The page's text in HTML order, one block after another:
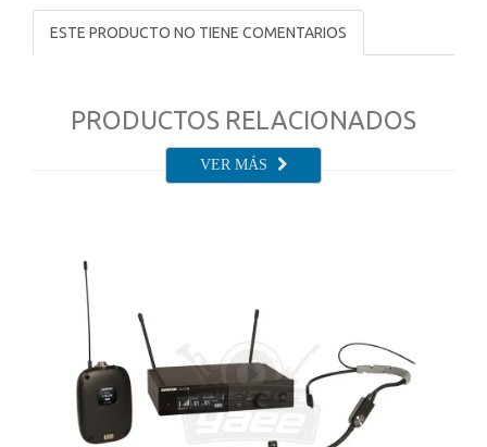
ESTE PRODUCTO NO TIENE COMENTARIOS
PRODUCTOS RELACIONADOS
VER MÁS